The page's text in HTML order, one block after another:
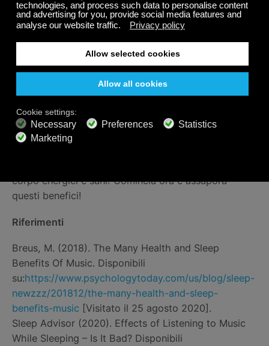
allineato.
musica e dei suoni della natura durante il sonno, puoi
incorporarli nella tua vita. Tutto quello che devi fare è
trovare un sito di musica per dormire affidabile come
www.calmradio.come selezionare la musica che trovi
più rilassante. Ascolta questa musica per dormire
ogni notte per un sonno profondo e riposante.
corpo energici e sani! Comincia ora e assapora
questi benefici!
Riferimenti
Breus, M. (2018). The Many Health and Sleep
Benefits Of Music. Disponibili
su:https://www.psychologytoday.com/us/blog/sleep-
newzzz/201812/the-many-health-and-sleep-
benefits-music [Visitato il 25 agosto 2020].
Sleep Advisor (2020). Effects of Listening to Music
While Sleeping – Is It Bad? Disponibili